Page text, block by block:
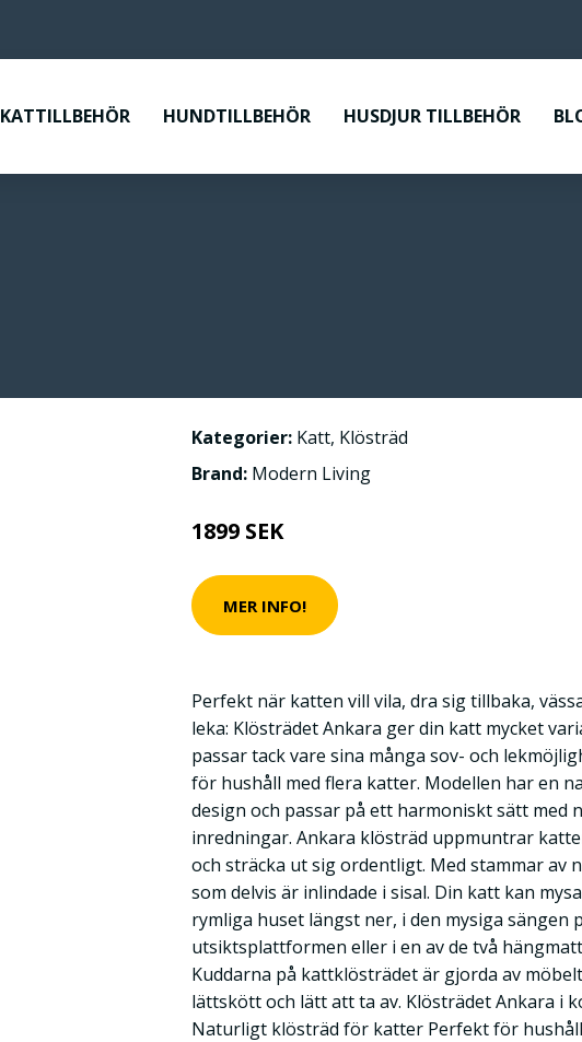
KATTILLBEHÖR HUNDTILLBEHÖR HUSDJUR TILLBEHÖR
Kategorier: Katt, Klösträd
Brand: Modern Living
1899 SEK
MER INFO!
Perfekt när katten vill vila, dra sig tillbaka,
leka: Klösträdet Ankara ger din katt mycket
passar tack vare sina många sov- och
för hushåll med flera katter. Modellen har en
design och passar på ett harmoniskt sätt med
inredningar. Ankara klösträd uppmuntrar
och sträcka ut sig ordentligt. Med stammar av
som delvis är inlindade i sisal. Din katt kan
rymliga huset längst ner, i den mysiga sängen
utsiktsplattformen eller i en av de två
Kuddarna på kattklösträdet är gjorda av
lättskött och lätt att ta av. Klösträdet Ankara i
Naturligt klösträd för katter Perfekt för